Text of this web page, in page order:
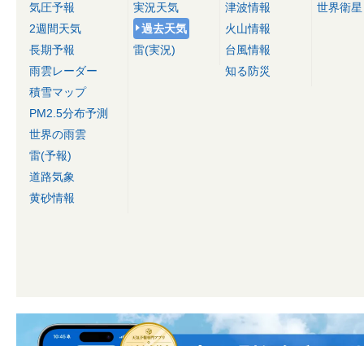
気圧予報
2週間天気
長期予報
雨雲レーダー
積雪マップ
PM2.5分布予測
世界の雨雲
雷(予報)
道路気象
黄砂情報
実況天気
過去天気
雷(実況)
津波情報
火山情報
台風情報
知る防災
世界衛星